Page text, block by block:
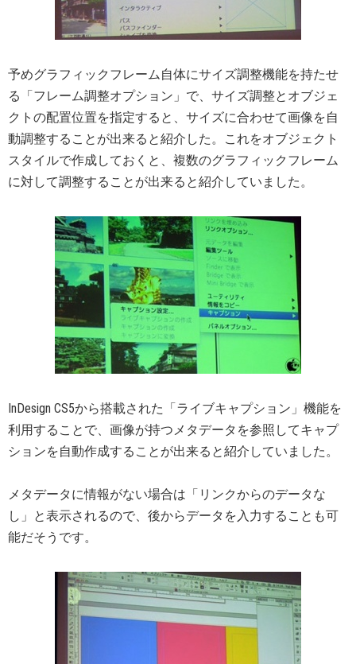
予めグラフィックフレーム自体にサイズ調整機能を持たせ
る「フレーム調整オプション」で、サイズ調整とオブジェ
クトの配置位置を指定すると、サイズに合わせて画像を自
動調整することが出来ると紹介した。これをオブジェクト
スタイルで作成しておくと、複数のグラフィックフレーム
に対して調整することが出来ると紹介していました。
InDesign CS5から搭載された「ライブキャプション」機能を
利用することで、画像が持つメタデータを参照してキャプ
ションを自動作成することが出来ると紹介していました。
メタデータに情報がない場合は「リンクからのデータな
し」と表示されるので、後からデータを入力することも可
能だそうです。